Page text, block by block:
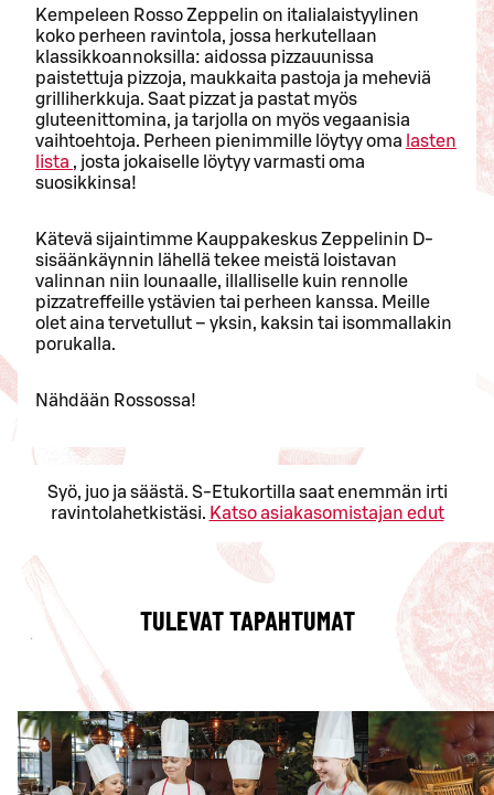
Kempeleen Rosso Zeppelin on italialaistyylinen
koko perheen ravintola, jossa herkutellaan
klassikkoannoksilla: aidossa pizzauunissa
paistettuja pizzoja, maukkaita pastoja ja meheviä
grilliherkkuja. Saat pizzat ja pastat myös
gluteenittomina, ja tarjolla on myös vegaanisia
vaihtoehtoja. Perheen pienimmille löytyy oma lasten
lista , josta jokaiselle löytyy varmasti oma
suosikkinsa!
Kätevä sijaintimme Kauppakeskus Zeppelinin D-
sisäänkäynnin lähellä tekee meistä loistavan
valinnan niin lounaalle, illalliselle kuin rennolle
pizzatreffeille ystävien tai perheen kanssa. Meille
olet aina tervetullut – yksin, kaksin tai isommallakin
porukalla.
Nähdään Rossossa!
Syö, juo ja säästä. S-Etukortilla saat enemmän irti
ravintolahetkistäsi. Katso asiakasomistajan edut
TULEVAT TAPAHTUMAT